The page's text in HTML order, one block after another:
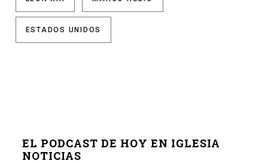
ESTADOS UNIDOS
EL PODCAST DE HOY EN IGLESIA
NOTICIAS